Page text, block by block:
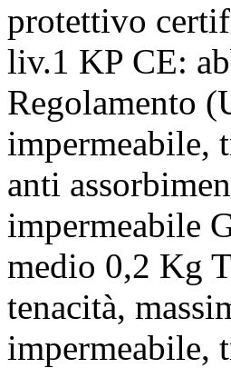
protettivo
liv.1 KP CE:
Regolamento
impermeabile,
anti
impermeabile
medio 0,2 Kg
tenacità,
impermeabile,